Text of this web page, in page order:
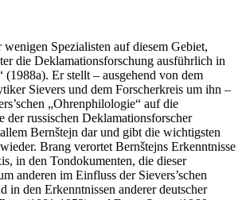
wenigen Spezialisten auf diesem Gebiet,
die Deklamationsforschung ausführlich in
(1988a). Er stellt – ausgehend von dem
Sievers und dem Forscherkreis um ihn –
„Ohrenphilologie“ auf die
der russischen Deklamationsforscher
Bernštejn dar und gibt die wichtigsten
Brang verortet Bernštejns Erkenntnisse
in den Tondokumenten, die dieser
anderen im Einfluss der Sievers’schen
in den Erkenntnissen anderer deutscher